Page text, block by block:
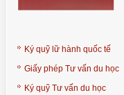
Ký quỹ lữ hành quốc tế
Giấy phép Tư vấn du học
Ký quỹ Tư vấn du học